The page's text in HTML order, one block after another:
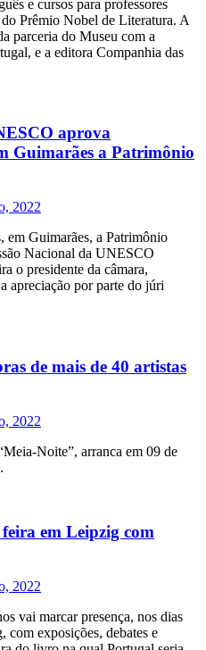
e cursos para professores
Prêmio Nobel de Literatura. A
parceria do Museu com a
e a editora Companhia das
aprova
Guimarães a Patrimônio
2022
em Guimarães, a Patrimônio
Nacional da UNESCO
o presidente da câmara,
apreciação por parte do júri
de mais de 40 artistas
2022
Noite”, arranca em 09 de
em Leipzig com
2022
vai marcar presença, nos dias
com exposições, debates e